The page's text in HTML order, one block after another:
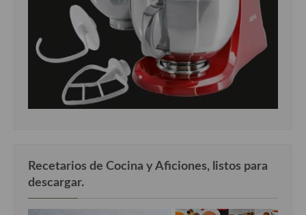
Recetarios de Cocina y Aficiones, listos para
descargar.